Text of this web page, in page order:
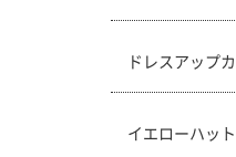
ドレスアップ
イエローハッ